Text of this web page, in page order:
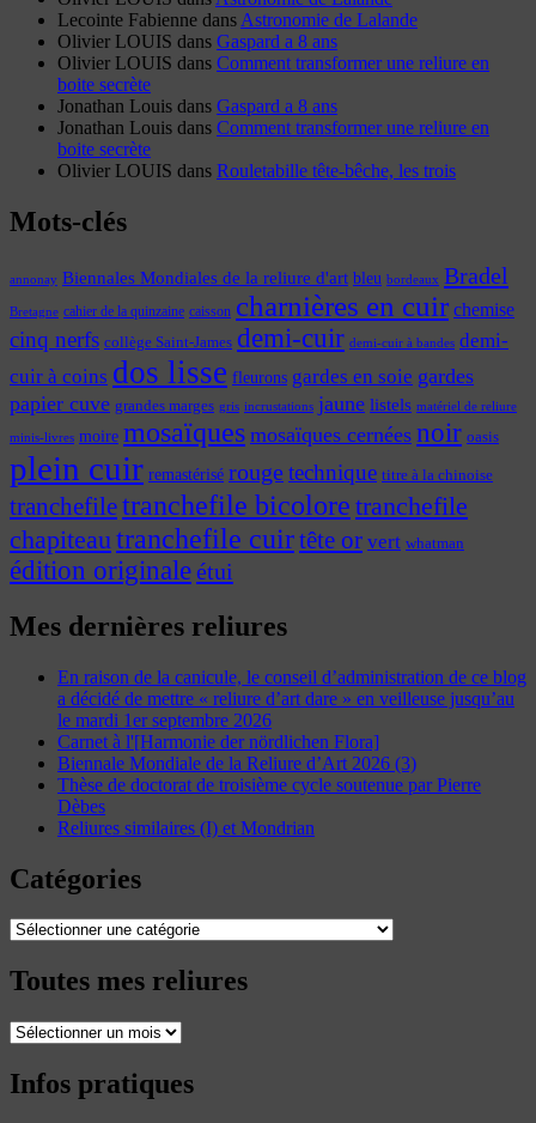
Lecointe Fabienne dans Astronomie de Lalande
Olivier LOUIS dans Gaspard a 8 ans
Olivier LOUIS dans Comment transformer une reliure en
boite secrète
Jonathan Louis dans Gaspard a 8 ans
Jonathan Louis dans Comment transformer une reliure en
boite secrète
Olivier LOUIS dans Rouletabille tête-bêche, les trois
Mots-clés
annonay Biennales Mondiales de la reliure d'art bleu bordeaux Bradel
Bretagne cahier de la quinzaine caisson charnières en cuir chemise
cinq nerfs collège Saint-James demi-cuir demi-cuir à bandes demi-
cuir à coins dos lisse fleurons gardes en soie gardes
papier cuve grandes marges gris incrustations jaune listels matériel de reliure
minis-livres moire mosaïques mosaïques cernées noir oasis
plein cuir remastérisé rougetechnique titre à la chinoise
tranchefiletranchefile bicolore tranchefile
chapiteau tranchefile cuirtête or vert whatman
édition originaleétui
Mes dernières reliures
En raison de la canicule, le conseil d’administration de ce blog
a décidé de mettre « reliure d’art dare » en veilleuse jusqu’au
le mardi 1er septembre 2026
Carnet à l'[Harmonie der nördlichen Flora]
Biennale Mondiale de la Reliure d’Art 2026 (3)
Thèse de doctorat de troisième cycle soutenue par Pierre
Dèbes
Reliures similaires (I) et Mondrian
Catégories
Catégories
Toutes mes reliures
Toutes
reliures
Infos pratiques